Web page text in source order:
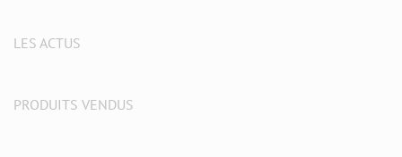
LES ACTUS
PRODUITS VENDUS